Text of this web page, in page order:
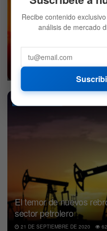
OPEP+ retrasa las
1 DE DICIEMBRE DE 2020
El temor de nuevos
sector petrolero
21 DE SEPTIEMBRE DE 2020
Recibe contenido
análisis de mercado